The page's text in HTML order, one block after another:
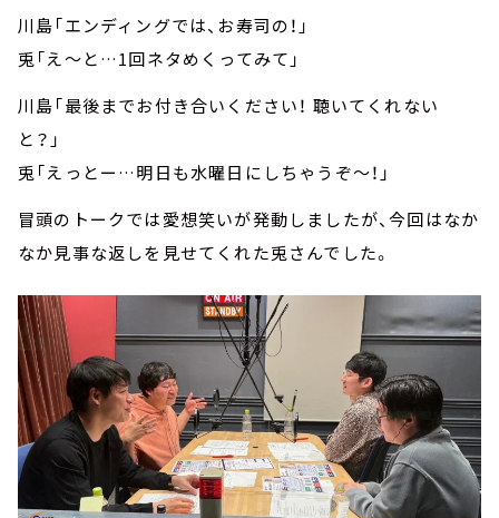
川島「エンディングでは、お寿司の！」
兎「え～と…1回ネタめくってみて」
川島「最後までお付き合いください！ 聴いてくれない
と？」
兎「えっとー…明日も水曜日にしちゃうぞ～！」
冒頭のトークでは愛想笑いが発動しましたが、今回はなか
なか見事な返しを見せてくれた兎さんでした。